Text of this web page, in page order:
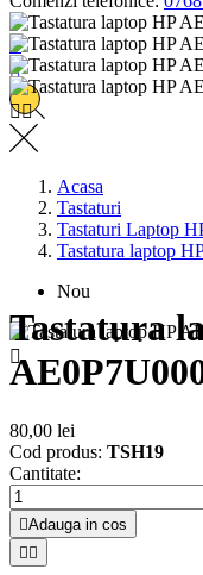


Acasa
Tastaturi
Tastaturi Laptop
Tastatura laptop
Nou


Tastatura
80,00 lei
Cod produs: TSH19
Cantitate:
Adauga in cos
